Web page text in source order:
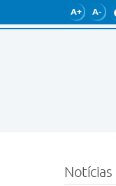
A+ A-
Notícias